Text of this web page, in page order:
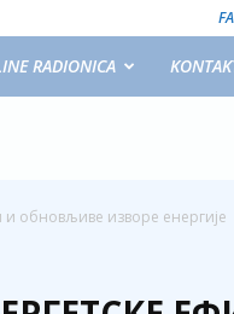
RADIONICA
и обновљиве изворе енергије